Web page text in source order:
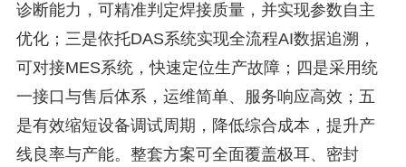
诊断能力，可精准判定焊接质量，并实现参数自主
优化；三是依托DAS系统实现全流程AI数据追溯，
可对接MES系统，快速定位生产故障；四是采用统
一接口与售后体系，运维简单、服务响应高效；五
是有效缩短设备调试周期，降低综合成本，提升产
线良率与产能。整套方案可全面覆盖极耳、密封